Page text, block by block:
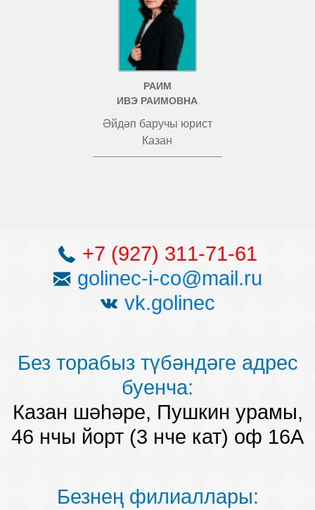
РАИМ
ИВЭ РАИМОВНА
Әйдәп баручы юрист
Казан
+7 (927) 311-71-61
golinec-i-co@mail.ru
vk.golinec
Без торабыз түбәндәге адрес
буенча:
Казан шәһәре, Пушкин урамы,
46 нчы йорт (3 нче кат) оф 16А
Безнең филиаллары: